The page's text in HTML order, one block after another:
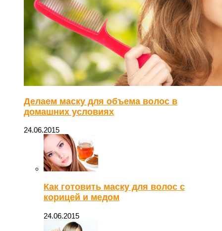
Делаем маску для объема волос в
домашних условиях
24.06.2015
Как готовить маску для волос с
корицей и медом
24.06.2015